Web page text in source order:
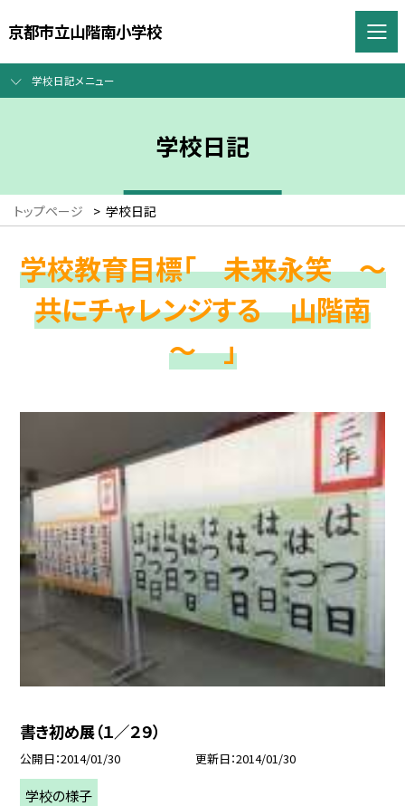
京都市立山階南小学校
学校日記メニュー
学校日記
トップページ > 学校日記
学校教育目標「 未来永笑 ～
共にチャレンジする 山階南
～ 」
書き初め展（１／２９）
公開日 2014/01/30 更新日 2014/01/30
学校の様子